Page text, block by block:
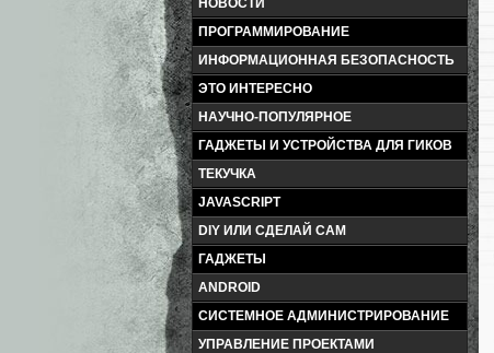
НОВОСТИ
ПРОГРАММИРОВАНИЕ
ИНФОРМАЦИОННАЯ БЕЗОПАСНОСТЬ
ЭТО ИНТЕРЕСНО
НАУЧНО-ПОПУЛЯРНОЕ
ГАДЖЕТЫ И УСТРОЙСТВА ДЛЯ ГИКОВ
ТЕКУЧКА
JAVASCRIPT
DIY ИЛИ СДЕЛАЙ САМ
ГАДЖЕТЫ
ANDROID
СИСТЕМНОЕ АДМИНИСТРИРОВАНИЕ
УПРАВЛЕНИЕ ПРОЕКТАМИ